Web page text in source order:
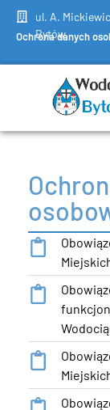
treści
ul. A.
Bytów
Ochrona danych